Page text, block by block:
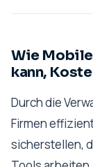
Wie
kann,
Durch die
Firmen
sicherstellen,